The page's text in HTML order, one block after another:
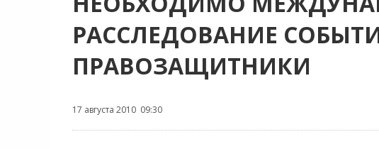
РАССЛЕДОВАНИЕ
ПРАВОЗАЩИТНИКИ
17 августа 2010 09:30